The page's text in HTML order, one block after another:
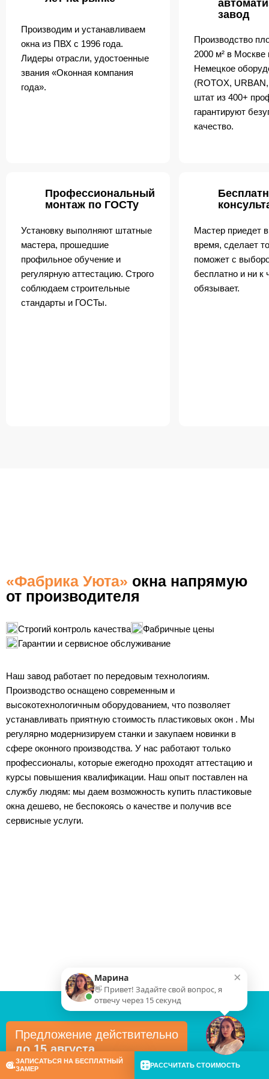
Производим и устанавливаем
окна из ПВХ с 1996 года.
Лидеры отрасли, удостоенные
звания «Оконная компания
года».
завод
Производство
2000 м² в
Немецкое
(ROTOX,
штат из 400+
гарантируют
качество.
Профессиональный
монтаж по ГОСТу
Установку выполняют штатные
мастера, прошедшие
профильное обучение и
регулярную аттестацию. Строго
соблюдаем строительные
стандарты и ГОСТы.
Мастер приедет
время, сделает
поможет с
бесплатно и ни к
обязывает.
«Фабрика Уюта» окна напрямую
от производителя
Строгий контроль качества
Фабричные цены
Гарантии и сервисное обслуживание
Наш завод работает по передовым технологиям.
Производство оснащено современным и
высокотехнологичным оборудованием, что позволяет
устанавливать приятную стоимость пластиковых окон . Мы
регулярно модернизируем станки и закупаем новинки в
сфере оконного производства. У нас работают только
профессионалы, которые ежегодно проходят аттестацию и
курсы повышения квалификации. Наш опыт поставлен на
службу людям: мы даем возможность купить пластиковые
окна дешево, не беспокоясь о качестве и получив все
сервисные услуги.
Предложение действительно
до 15 августа
ЗАПИСАТЬСЯ НА БЕСПЛАТНЫЙ
ЗАМЕР
РАССЧИТАТЬ СТОИМОСТЬ
×
Марина
👋 Привет! Задайте свой вопрос, я
отвечу через 15 секунд